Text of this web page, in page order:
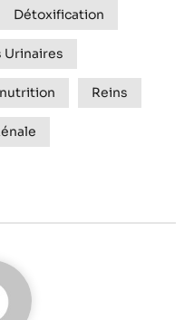
Détoxification
Urinaires
Reins